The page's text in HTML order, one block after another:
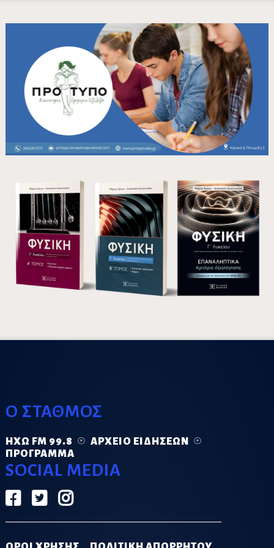
Ο ΣΤΑΘΜΟΣ
ΗΧΏ FM 99.8
ΑΡΧΕΊΟ ΕΙΔΉΣΕΩΝ
ΠΡΌΓΡΑΜΜΑ
SOCIAL MEDIA